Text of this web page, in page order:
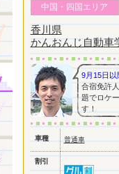
中国・四国エリア
香川県
かんおんじ自動車
9月15日以
合宿免許
題でロケ
す！
車種 普通車
割引